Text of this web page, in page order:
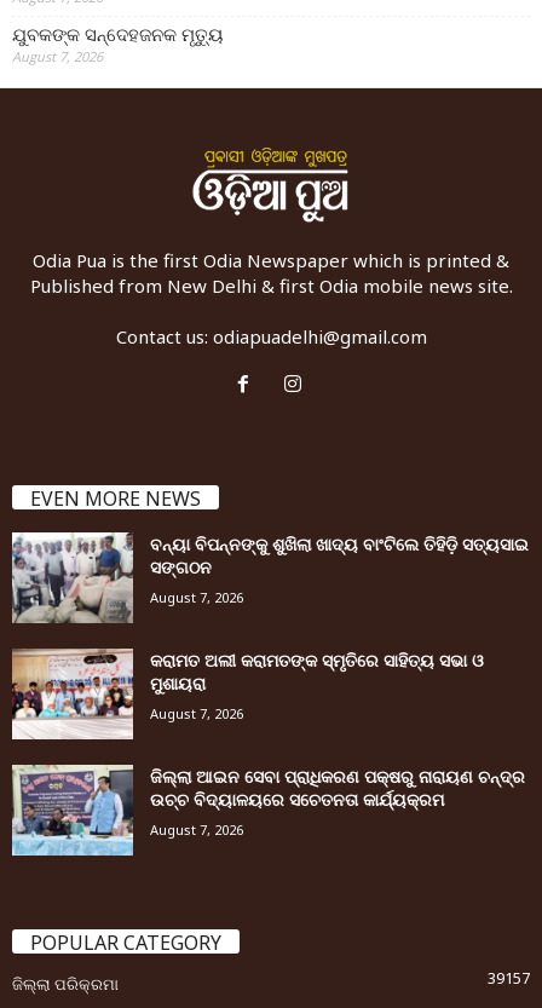
ଯୁବକଙ୍କ ସନ୍ଦେହଜନକ ମୃତ୍ୟୁ
August 7, 2026
Odia Pua is the first Odia Newspaper which is printed &
Published from New Delhi & first Odia mobile news site.
Contact us: odiapuadelhi@gmail.com
EVEN MORE NEWS
ବନ୍ୟା ବିପନ୍ନଙ୍କୁ ଶୁଖିଲା ଖାଦ୍ୟ ବାଂଟିଲେ ତିହିଡି଼ ସତ୍ୟସାଇ
ସଙ୍ଗଠନ
August 7, 2026
କରାମତ ଅଲୀ କରାମତଙ୍କ ସ୍ମୃତିରେ ସାହିତ୍ୟ ସଭା ଓ
ମୁଶାୟରା
August 7, 2026
ଜିଲ୍ଲା ଆଇନ ସେବା ପ୍ରାଧିକରଣ ପକ୍ଷରୁ ନାରାୟଣ ଚନ୍ଦ୍ର
ଉଚ୍ଚ ବିଦ୍ୟାଳୟରେ ସଚେତନତା କାର୍ଯ୍ୟକ୍ରମ
August 7, 2026
POPULAR CATEGORY
ଜିଲ୍ଲା ପରିକ୍ରମା
39157